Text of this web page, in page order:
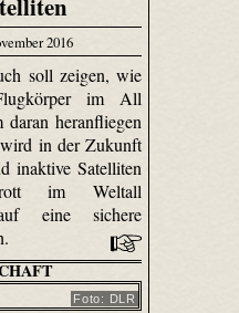
2016
soll zeigen, wie
im All
daran heranfliegen
in der Zukunft
inaktive Satelliten
im Weltall
eine sichere
Foto: DLR